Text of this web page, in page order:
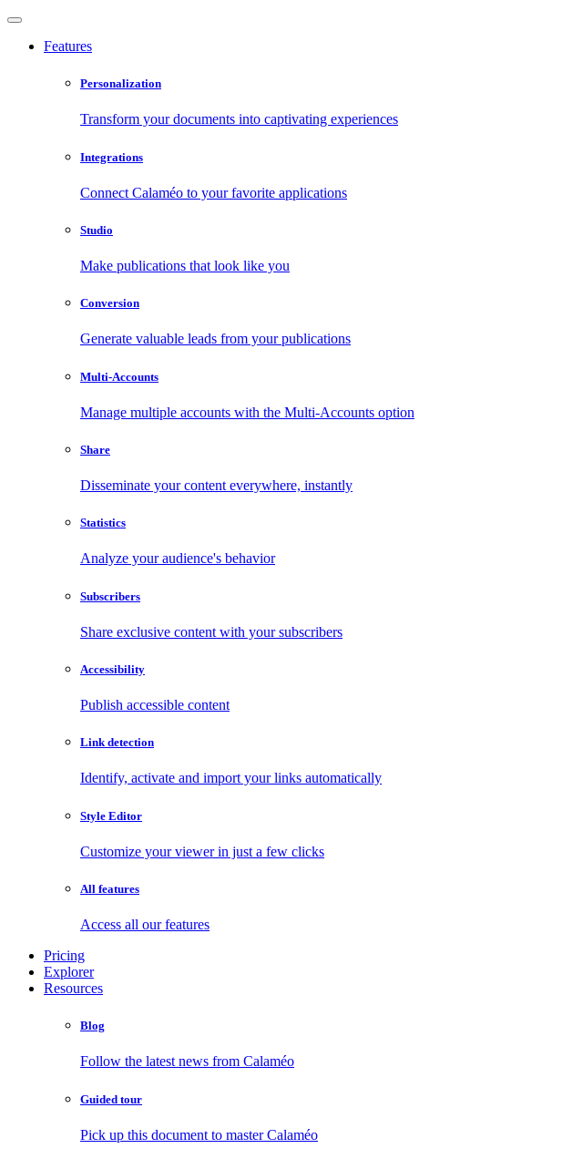
Features
Personalization
Transform your documents into captivating experiences
Integrations
Connect Calaméo to your favorite applications
Studio
Make publications that look like you
Conversion
Generate valuable leads from your publications
Multi-Accounts
Manage multiple accounts with the Multi-Accounts option
Share
Disseminate your content everywhere, instantly
Statistics
Analyze your audience's behavior
Subscribers
Share exclusive content with your subscribers
Accessibility
Publish accessible content
Link detection
Identify, activate and import your links automatically
Style Editor
Customize your viewer in just a few clicks
All features
Access all our features
Pricing
Explorer
Resources
Blog
Follow the latest news from Calaméo
Guided tour
Pick up this document to master Calaméo